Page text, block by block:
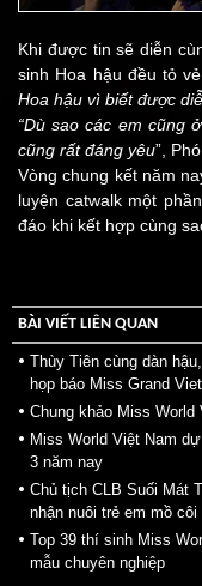
Khi được tin sẽ diễn
sinh Hoa hậu đều tỏ
Hoa hậu vì biết được
“Dù sao các em cũng
cũng rất đáng yêu”,
Vòng chung kết năm
luyện catwalk một
đáo khi kết hợp cùng
BÀI VIẾT LIÊN QUAN
Thùy Tiên cùng dàn hậu, người đẹp Thái Lan “gây náo loạn” sân khấu
họp báo Miss Grand
Chung khảo Miss
Miss World Việt Nam dự kiến trở lại “đường đua” sắc đẹp trong tháng
3 năm nay
Chủ tịch CLB Suối Mát Từ Tâm Phạm Kim Dung cùng các Hoa Á hậu
nhận nuôi trẻ em mồ
Top 39 thí sinh Miss World Vietnam 2019 thả dáng chuẩn như người
mẫu chuyên nghiệp